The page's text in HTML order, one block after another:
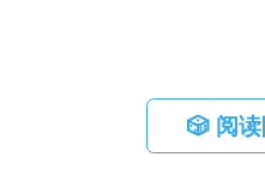
🎲 阅